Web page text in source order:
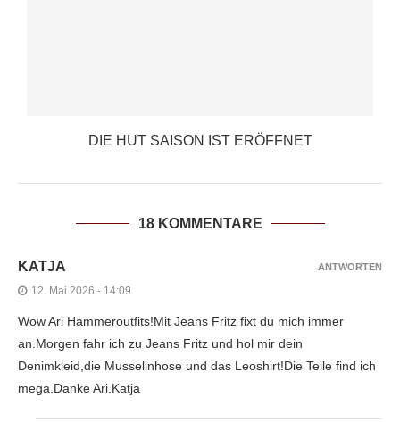
DIE HUT SAISON IST ERÖFFNET
18 KOMMENTARE
KATJA
12. Mai 2026 - 14:09
Wow Ari Hammeroutfits!Mit Jeans Fritz fixt du mich immer
an.Morgen fahr ich zu Jeans Fritz und hol mir dein
Denimkleid,die Musselinhose und das Leoshirt!Die Teile find ich
mega.Danke Ari.Katja
ANTWORTEN